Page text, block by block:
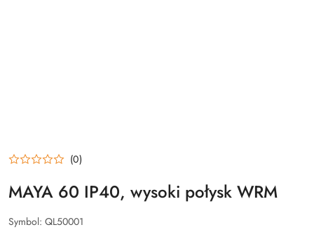
(0)
MAYA 60 IP40, wysoki połysk WRM
Symbol: QL50001